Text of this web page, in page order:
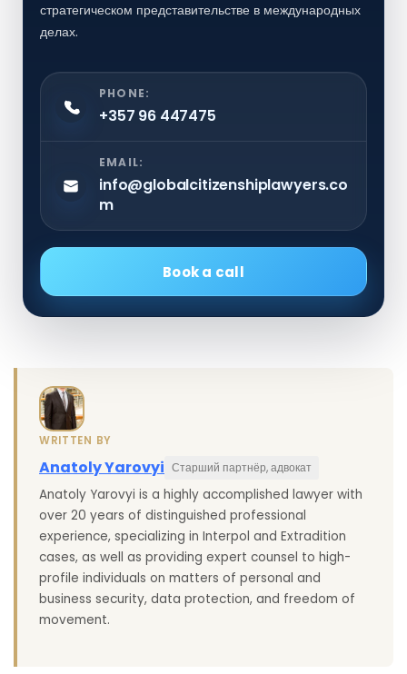
стратегическом представительстве в международных
делах.
PHONE:
+357 96 447475
EMAIL:
info@globalcitizenshiplawyers.co
m
Book a call
WRITTEN BY
Anatoly Yarovyi Старший партнёр, адвокат
Anatoly Yarovyi is a highly accomplished lawyer with
over 20 years of distinguished professional
experience, specializing in Interpol and Extradition
cases, as well as providing expert counsel to high-
profile individuals on matters of personal and
business security, data protection, and freedom of
movement.